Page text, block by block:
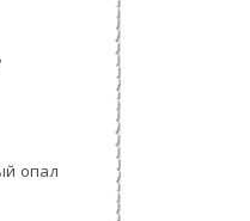
опал